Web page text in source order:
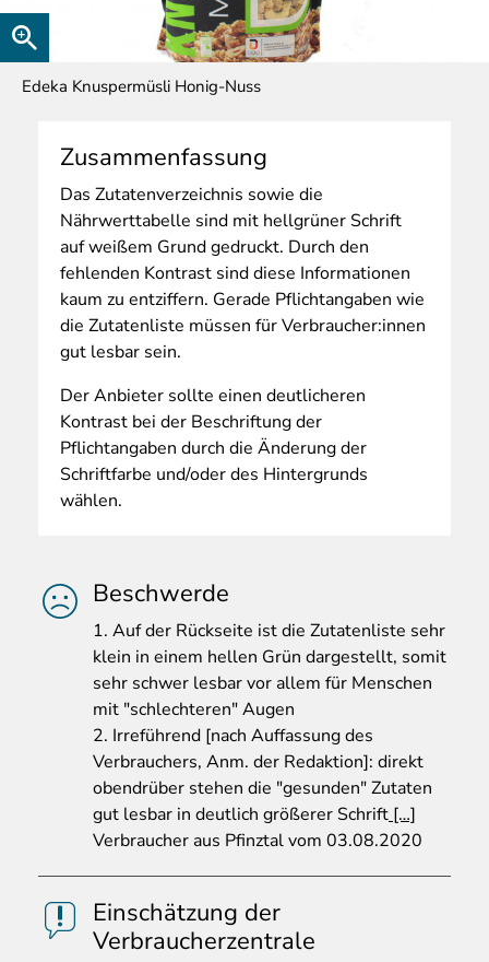
Edeka Knuspermüsli Honig-Nuss
Zusammenfassung
Das Zutatenverzeichnis sowie die
Nährwerttabelle sind mit hellgrüner Schrift
auf weißem Grund gedruckt. Durch den
fehlenden Kontrast sind diese Informationen
kaum zu entziffern. Gerade Pflichtangaben wie
die Zutatenliste müssen für Verbraucher:innen
gut lesbar sein.
Der Anbieter sollte einen deutlicheren
Kontrast bei der Beschriftung der
Pflichtangaben durch die Änderung der
Schriftfarbe und/oder des Hintergrunds
wählen.
Beschwerde
1. Auf der Rückseite ist die Zutatenliste sehr
klein in einem hellen Grün dargestellt, somit
sehr schwer lesbar vor allem für Menschen
mit "schlechteren" Augen
2. Irreführend [nach Auffassung des
Verbrauchers, Anm. der Redaktion]: direkt
obendrüber stehen die "gesunden" Zutaten
gut lesbar in deutlich größerer Schrift[…]
Verbraucher aus Pfinztal vom 03.08.2020
Einschätzung der
Verbraucherzentrale